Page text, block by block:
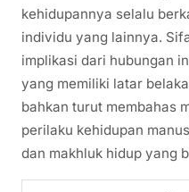
kehidupannya selalu
individu yang lainnya.
implikasi dari hubungan
yang memiliki latar
bahkan turut membahas
perilaku kehidupan
dan makhluk hidup yang